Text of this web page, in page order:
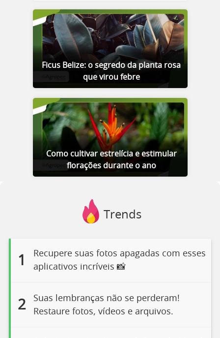
Ficus Belize: o segredo da planta rosa
que virou febre
Como cultivar estrelícia e estimular
florações durante o ano
Trends
1
Recupere suas fotos apagadas com esses
aplicativos incríveis 📸
2
Suas lembranças não se perderam!
Restaure fotos, vídeos e arquivos.